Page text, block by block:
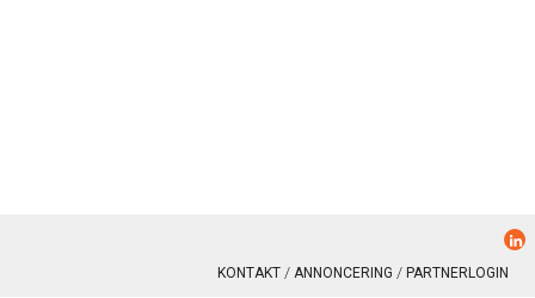
KONTAKT ANNONCERING PARTNERLOGIN